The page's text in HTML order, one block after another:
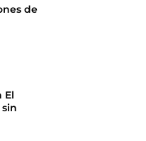
de
El